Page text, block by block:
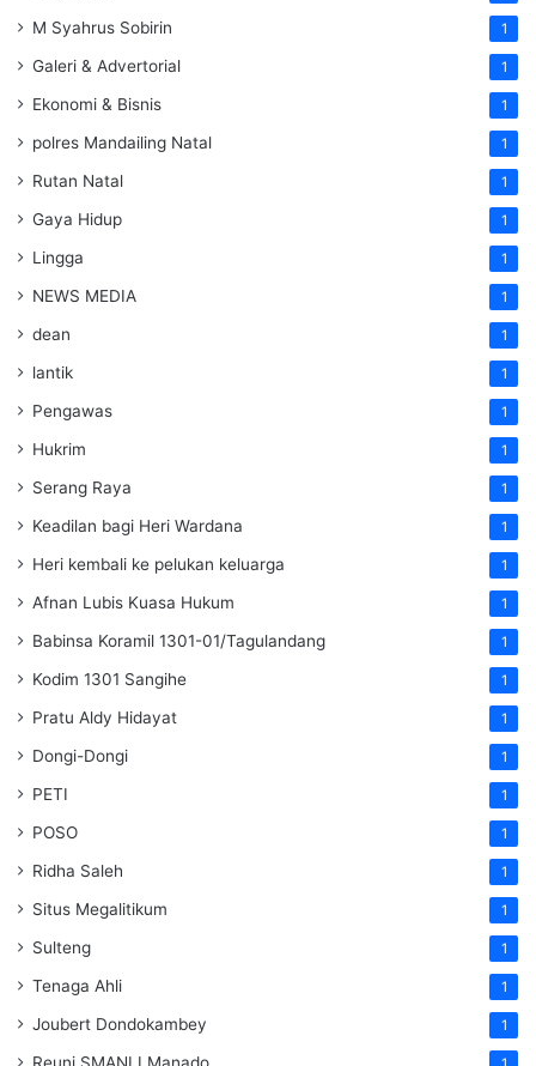
M Syahrus Sobirin 1
Galeri & Advertorial 1
Ekonomi & Bisnis 1
polres Mandailing Natal 1
Rutan Natal 1
Gaya Hidup 1
Lingga 1
NEWS MEDIA 1
dean 1
lantik 1
Pengawas 1
Hukrim 1
Serang Raya 1
Keadilan bagi Heri Wardana 1
Heri kembali ke pelukan keluarga 1
Afnan Lubis Kuasa Hukum 1
Babinsa Koramil 1301-01/Tagulandang 1
Kodim 1301 Sangihe 1
Pratu Aldy Hidayat 1
Dongi-Dongi 1
PETI 1
POSO 1
Ridha Saleh 1
Situs Megalitikum 1
Sulteng 1
Tenaga Ahli 1
Joubert Dondokambey 1